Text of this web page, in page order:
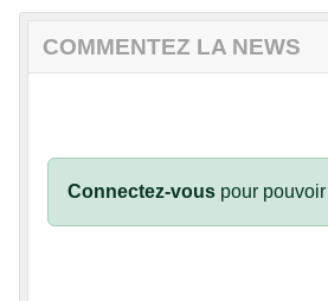
COMMENTEZ LA NEWS
Connectez-vous pour